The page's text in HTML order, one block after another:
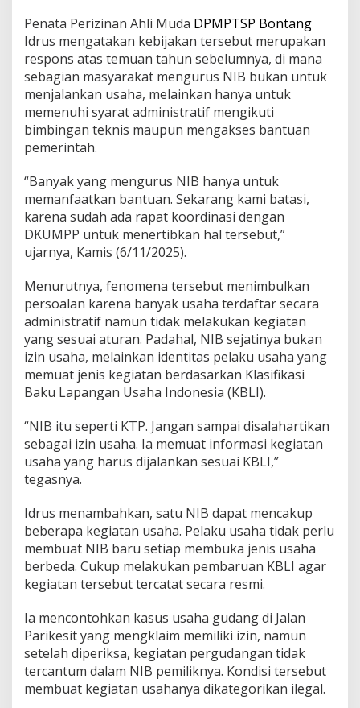
k
T
i
n
g
k
a
t
K
e
t
r
b
a
U
s
a
h
a
Penata Perizinan Ahli Muda DPMPTSP Bontang
Idrus mengatakan kebijakan tersebut merupakan
respons atas temuan tahun sebelumnya, di mana
sebagian masyarakat mengurus NIB bukan untuk
menjalankan usaha, melainkan hanya untuk
memenuhi syarat administratif mengikuti
bimbingan teknis maupun mengakses bantuan
pemerintah.
“Banyak yang mengurus NIB hanya untuk
memanfaatkan bantuan. Sekarang kami batasi,
karena sudah ada rapat koordinasi dengan
DKUMPP untuk menertibkan hal tersebut,”
ujarnya, Kamis (6/11/2025).
Menurutnya, fenomena tersebut menimbulkan
persoalan karena banyak usaha terdaftar secara
administratif namun tidak melakukan kegiatan
yang sesuai aturan. Padahal, NIB sejatinya bukan
izin usaha, melainkan identitas pelaku usaha yang
memuat jenis kegiatan berdasarkan Klasifikasi
Baku Lapangan Usaha Indonesia (KBLI).
“NIB itu seperti KTP. Jangan sampai disalahartikan
sebagai izin usaha. Ia memuat informasi kegiatan
usaha yang harus dijalankan sesuai KBLI,”
tegasnya.
Idrus menambahkan, satu NIB dapat mencakup
beberapa kegiatan usaha. Pelaku usaha tidak perlu
membuat NIB baru setiap membuka jenis usaha
berbeda. Cukup melakukan pembaruan KBLI agar
kegiatan tersebut tercatat secara resmi.
Ia mencontohkan kasus usaha gudang di Jalan
Parikesit yang mengklaim memiliki izin, namun
setelah diperiksa, kegiatan pergudangan tidak
tercantum dalam NIB pemiliknya. Kondisi tersebut
membuat kegiatan usahanya dikategorikan ilegal.